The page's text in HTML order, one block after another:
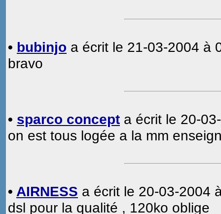
• bubinjo a écrit le 21-03-2004 à
bravo
• sparco concept a écrit le 20-
on est tous logée a la mm
• AIRNESS a écrit le 20-03-2004
dsl pour la qualité , 120ko oblige